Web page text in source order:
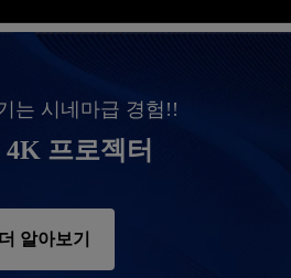
는 시네마급 경험!!
4K 프로젝터
더 알아보기